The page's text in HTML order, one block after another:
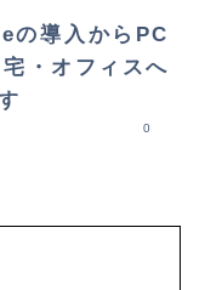
の導入からPC
・オフィスへ
0